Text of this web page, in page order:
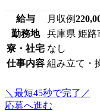
給与 月収例
勤務地
兵庫県 姫路
寮・社宅 なし
仕事内容 組み立て・
＼最短45秒で完了／
応募へ進む